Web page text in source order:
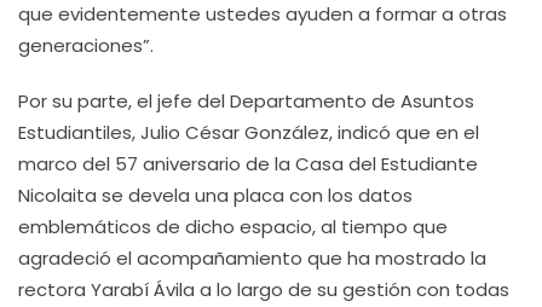
que evidentemente ustedes ayuden a formar a otras
generaciones”.
Por su parte, el jefe del Departamento de Asuntos
Estudiantiles, Julio César González, indicó que en el
marco del 57 aniversario de la Casa del Estudiante
Nicolaita se devela una placa con los datos
emblemáticos de dicho espacio, al tiempo que
agradeció el acompañamiento que ha mostrado la
rectora Yarabí Ávila a lo largo de su gestión con todas